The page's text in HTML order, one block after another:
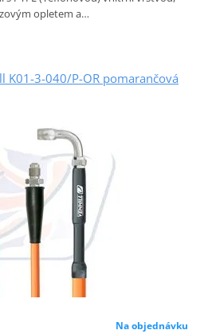
opletem a…
K01-3-040/P-OR pomarančová
Na objednávku